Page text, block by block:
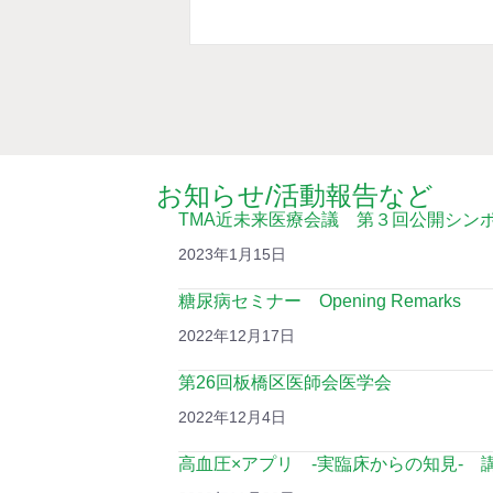
お知らせ/活動報告など
TMA近未来医療会議 第３回公開シン
2023年1月15日
糖尿病セミナー Opening Remarks
2022年12月17日
第26回板橋区医師会医学会
2022年12月4日
高血圧×アプリ -実臨床からの知見-